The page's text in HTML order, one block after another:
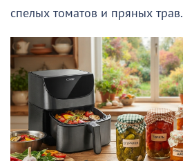
спелых томатов и пряных трав.